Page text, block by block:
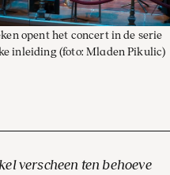
opent het concert in de serie
inleiding (foto: Mladen Pikulic)
verscheen ten behoeve